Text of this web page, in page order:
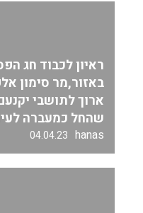
ראיון לכבוד חג
באזור,מר סימון
ארוך לתושבי
שהחל כמעברה
hanas
04.04.23